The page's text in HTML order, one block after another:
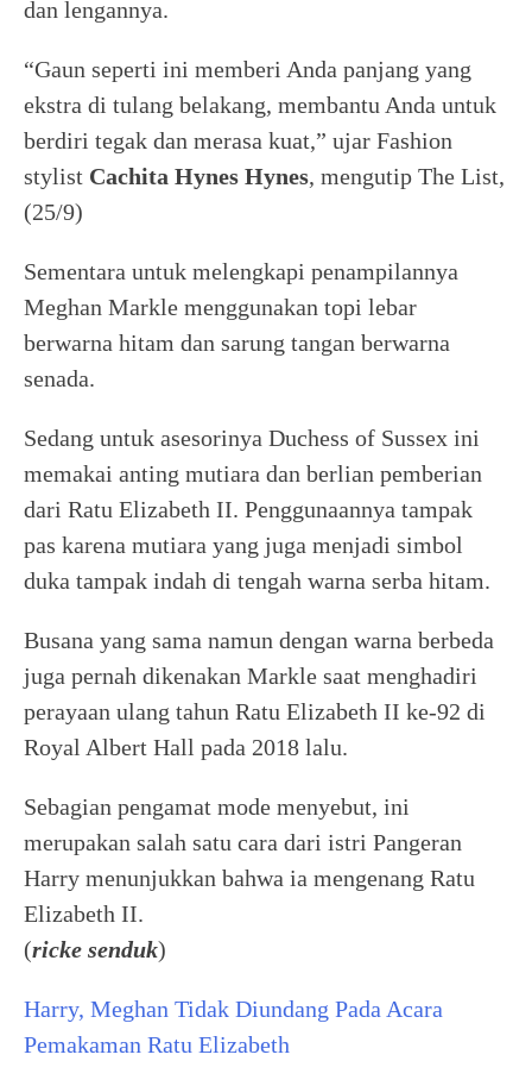
dan lengannya.
“Gaun seperti ini memberi Anda panjang yang
ekstra di tulang belakang, membantu Anda untuk
berdiri tegak dan merasa kuat,” ujar Fashion
stylist Cachita Hynes Hynes, mengutip The List,
(25/9)
Sementara untuk melengkapi penampilannya
Meghan Markle menggunakan topi lebar
berwarna hitam dan sarung tangan berwarna
senada.
Sedang untuk asesorinya Duchess of Sussex ini
memakai anting mutiara dan berlian pemberian
dari Ratu Elizabeth II. Penggunaannya tampak
pas karena mutiara yang juga menjadi simbol
duka tampak indah di tengah warna serba hitam.
Busana yang sama namun dengan warna berbeda
juga pernah dikenakan Markle saat menghadiri
perayaan ulang tahun Ratu Elizabeth II ke-92 di
Royal Albert Hall pada 2018 lalu.
Sebagian pengamat mode menyebut, ini
merupakan salah satu cara dari istri Pangeran
Harry menunjukkan bahwa ia mengenang Ratu
Elizabeth II.
(ricke senduk)
Harry, Meghan Tidak Diundang Pada Acara
Pemakaman Ratu Elizabeth